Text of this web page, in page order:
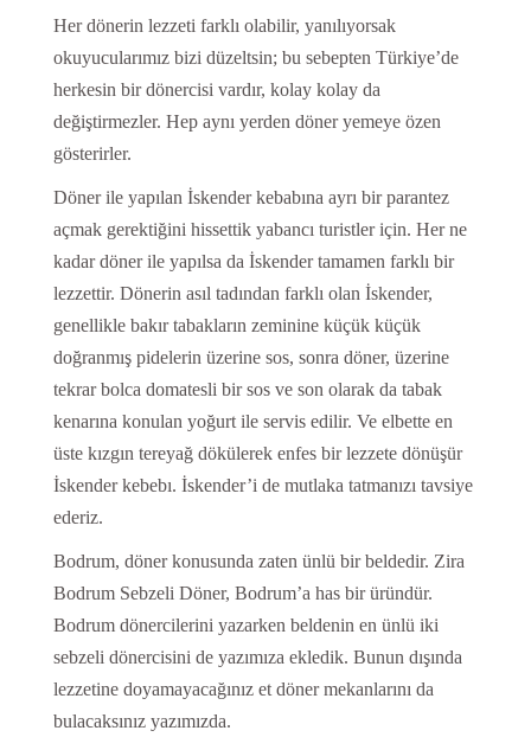
Her dönerin lezzeti farklı olabilir, yanılıyorsak
okuyucularımız bizi düzeltsin; bu sebepten Türkiye’de
herkesin bir dönercisi vardır, kolay kolay da
değiştirmezler. Hep aynı yerden döner yemeye özen
gösterirler.
Döner ile yapılan İskender kebabına ayrı bir parantez
açmak gerektiğini hissettik yabancı turistler için. Her ne
kadar döner ile yapılsa da İskender tamamen farklı bir
lezzettir. Dönerin asıl tadından farklı olan İskender,
genellikle bakır tabakların zeminine küçük küçük
doğranmış pidelerin üzerine sos, sonra döner, üzerine
tekrar bolca domatesli bir sos ve son olarak da tabak
kenarına konulan yoğurt ile servis edilir. Ve elbette en
üste kızgın tereyağ dökülerek enfes bir lezzete dönüşür
İskender kebebı. İskender’i de mutlaka tatmanızı tavsiye
ederiz.
Bodrum, döner konusunda zaten ünlü bir beldedir. Zira
Bodrum Sebzeli Döner, Bodrum’a has bir üründür.
Bodrum dönercilerini yazarken beldenin en ünlü iki
sebzeli dönercisini de yazımıza ekledik. Bunun dışında
lezzetine doyamayacağınız et döner mekanlarını da
bulacaksınız yazımızda.